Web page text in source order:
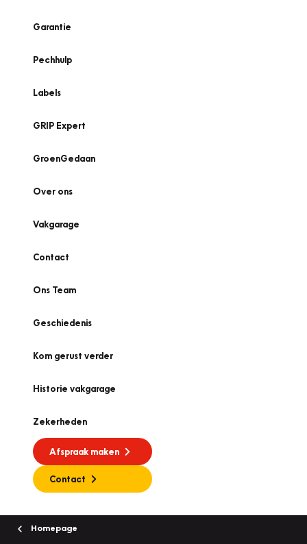
Garantie
Pechhulp
Labels
GRIP Expert
GroenGedaan
Over ons
Vakgarage
Contact
Ons Team
Geschiedenis
Kom gerust verder
Historie vakgarage
Zekerheden
Afspraak maken
Contact
Homepage